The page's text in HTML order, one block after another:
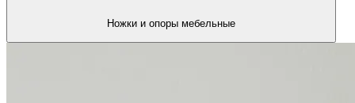
Ножки и опоры мебельные